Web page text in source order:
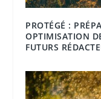
PROTÉGÉ :
OPTIMISATION
FUTURS